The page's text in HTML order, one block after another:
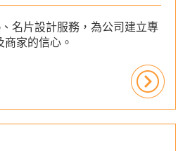
名片設計服務，為公司建立專
家的信心。